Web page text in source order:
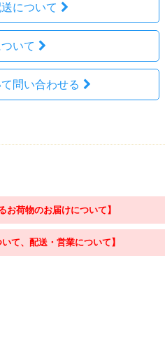
について
いて
問い合わせる
お荷物のお届けについて】
て、配送・営業について】